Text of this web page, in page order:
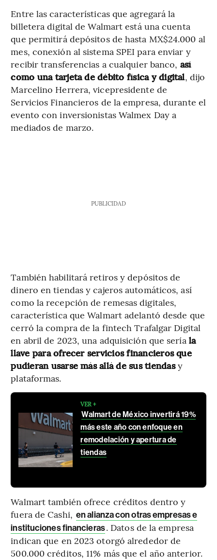
Entre las características que agregará la
billetera digital de Walmart está una cuenta
que permitirá depósitos de hasta MX$24.000 al
mes, conexión al sistema SPEI para enviar y
recibir transferencias a cualquier banco, así
como una tarjeta de débito física y digital, dijo
Marcelino Herrera, vicepresidente de
Servicios Financieros de la empresa, durante el
evento con inversionistas Walmex Day a
mediados de marzo.
PUBLICIDAD
También habilitará retiros y depósitos de
dinero en tiendas y cajeros automáticos, así
como la recepción de remesas digitales,
característica que Walmart adelantó desde que
cerró la compra de la fintech Trafalgar Digital
en abril de 2023, una adquisición que sería la
llave para ofrecer servicios financieros que
pudieran usarse más allá de sus tiendasy
plataformas.
VER +
Walmart de México invertirá 19%
más este año con enfoque en
remodelación y apertura de
tiendas
Walmart también ofrece créditos dentro y
fuera de Cashi, en alianza con otras empresas e
instituciones financieras. Datos de la empresa
indican que en 2023 otorgó alrededor de
500.000 créditos, 11% más que el año anterior.